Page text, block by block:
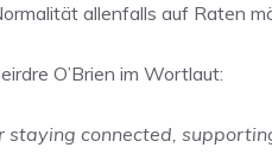
allenfalls auf Raten
O’Brien im Wortlaut:
staying connected,